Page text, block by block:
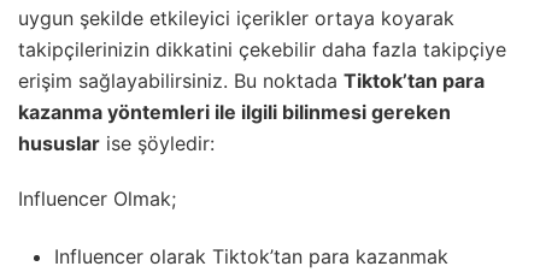
uygun şekilde etkileyici içerikler ortaya koyarak
takipçilerinizin dikkatini çekebilir daha fazla takipçiye
erişim sağlayabilirsiniz. Bu noktada Tiktok’tan para
kazanma yöntemleri ile ilgili bilinmesi gereken
hususlar ise şöyledir:
Influencer Olmak;
Influencer olarak Tiktok’tan para kazanmak